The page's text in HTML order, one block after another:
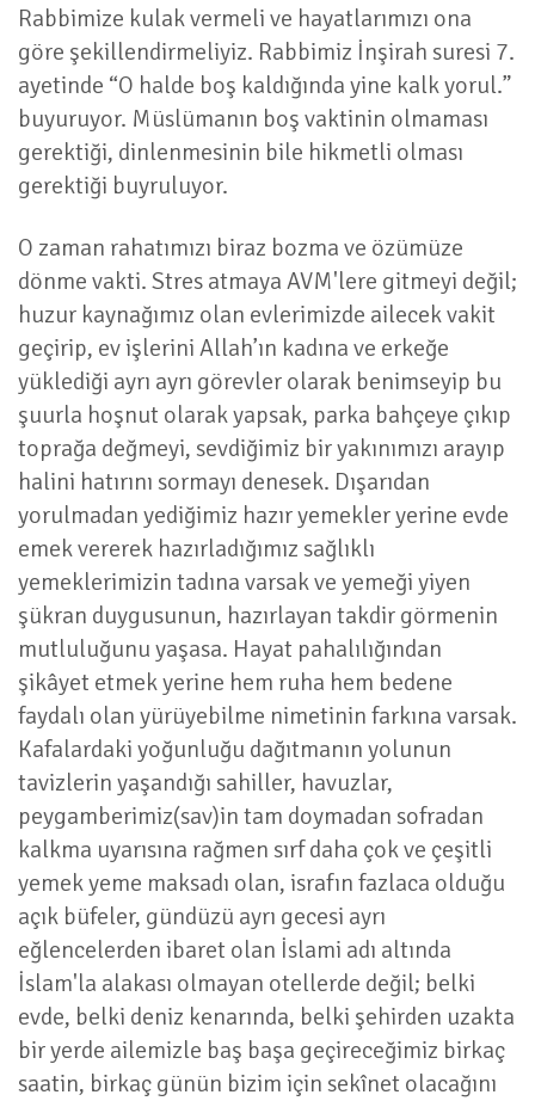
Rabbimize kulak vermeli ve hayatlarımızı ona
göre şekillendirmeliyiz. Rabbimiz İnşirah suresi 7.
ayetinde “O halde boş kaldığında yine kalk yorul.”
buyuruyor. Müslümanın boş vaktinin olmaması
gerektiği, dinlenmesinin bile hikmetli olması
gerektiği buyruluyor.
O zaman rahatımızı biraz bozma ve özümüze
dönme vakti. Stres atmaya AVM'lere gitmeyi değil;
huzur kaynağımız olan evlerimizde ailecek vakit
geçirip, ev işlerini Allah’ın kadına ve erkeğe
yüklediği ayrı ayrı görevler olarak benimseyip bu
şuurla hoşnut olarak yapsak, parka bahçeye çıkıp
toprağa değmeyi, sevdiğimiz bir yakınımızı arayıp
halini hatırını sormayı denesek. Dışarıdan
yorulmadan yediğimiz hazır yemekler yerine evde
emek vererek hazırladığımız sağlıklı
yemeklerimizin tadına varsak ve yemeği yiyen
şükran duygusunun, hazırlayan takdir görmenin
mutluluğunu yaşasa. Hayat pahalılığından
şikâyet etmek yerine hem ruha hem bedene
faydalı olan yürüyebilme nimetinin farkına varsak.
Kafalardaki yoğunluğu dağıtmanın yolunun
tavizlerin yaşandığı sahiller, havuzlar,
peygamberimiz(sav)in tam doymadan sofradan
kalkma uyarısına rağmen sırf daha çok ve çeşitli
yemek yeme maksadı olan, israfın fazlaca olduğu
açık büfeler, gündüzü ayrı gecesi ayrı
eğlencelerden ibaret olan İslami adı altında
İslam'la alakası olmayan otellerde değil; belki
evde, belki deniz kenarında, belki şehirden uzakta
bir yerde ailemizle baş başa geçireceğimiz birkaç
saatin, birkaç günün bizim için sekînet olacağını